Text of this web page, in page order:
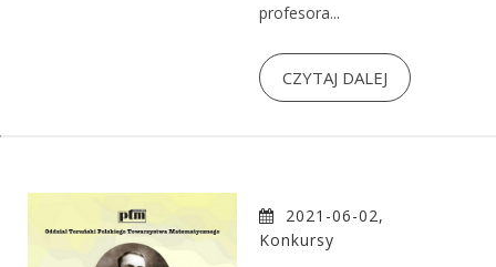
profesora...
CZYTAJ DALEJ
2021-06-02,
Konkursy